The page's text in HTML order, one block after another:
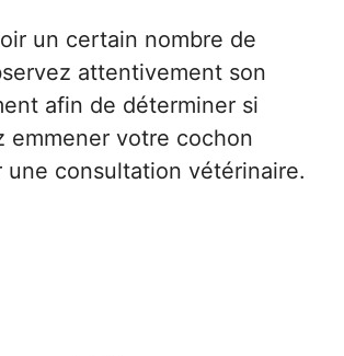
un certain nombre de
attentivement son
afin de déterminer si
emmener votre cochon
une consultation vétérinaire.